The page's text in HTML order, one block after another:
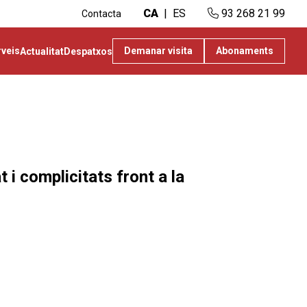
Contacta CA ES 93 268 21 99
ActualitatDespatxos Demanar visita Abonaments
i complicitats front a la